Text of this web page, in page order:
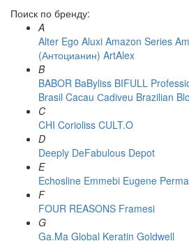
Поиск по бренду:
A
Alter Ego Aluxi Amazon Series
(Антоцианин) ArtAlex
B
BABOR BaByliss BIFULL
Brasil Cacau Сadiveu Brazilian
C
CHI Corioliss CULT.O
D
Deeply DeFabulous Depot
E
Echosline Emmebi Eugene Perma
F
FOUR REASONS Framesi
G
Ga.Ma Global Keratin Goldwell